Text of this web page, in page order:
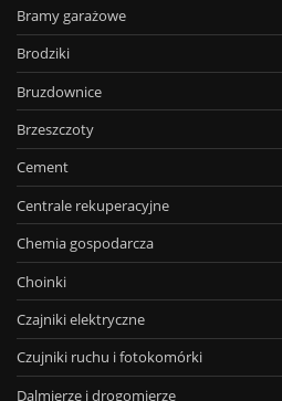
Bramy garażowe
Brodziki
Bruzdownice
Brzeszczoty
Cement
Centrale rekuperacyjne
Chemia gospodarcza
Choinki
Czajniki elektryczne
Czujniki ruchu i fotokomórki
Dalmierze i drogomierze